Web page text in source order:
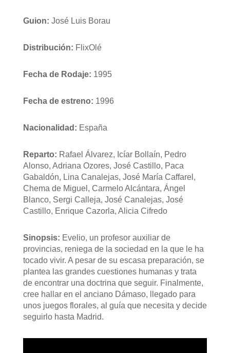
Guion: José Luis Borau
Distribución: FlixOlé
Fecha de Rodaje: 1995
Fecha de estreno: 1996
Nacionalidad: España
Reparto: Rafael Álvarez, Icíar Bollaín, Pedro
Alonso, Adriana Ozores, José Castillo, Paca
Gabaldón, Lina Canalejas, José María Caffarel,
Chema de Miguel, Carmelo Alcántara, Ángel
Blanco, Sergi Calleja, José Canalejas, José
Castillo, Enrique Cazorla, Alicia Cifredo
Sinopsis: Evelio, un profesor auxiliar de
provincias, reniega de la sociedad en la que le ha
tocado vivir. A pesar de su escasa preparación, se
plantea las grandes cuestiones humanas y trata
de encontrar una doctrina que seguir. Finalmente,
cree hallar en el anciano Dámaso, llegado para
unos juegos florales, al guía que necesita y decide
seguirlo hasta Madrid.